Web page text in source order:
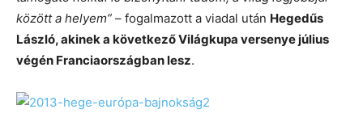
között a helyem” – fogalmazott a viadal után Hegedűs
László, akinek a következő Világkupa versenye július
végén Franciaországban lesz.